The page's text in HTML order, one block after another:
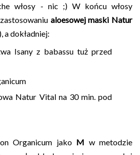
włosy - nic ;) W końcu włosy
aloesowej maski Natur
a dokładniej:
Isany z babassu tuż przed
Natur Vital na 30 min. pod
Organicum jako M w metodzie